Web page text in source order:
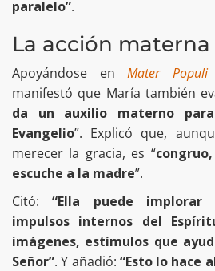
paralelo”.
La acción
Apoyándose en Mater Populi
manifestó que María también
da un auxilio materno
Evangelio”. Explicó que,
merecer la gracia, es “
escuche a la madre”.
Citó:“Ella puede
impulsos internos del
imágenes, estímulos que
Señor”. Y añadió: “Esto lo hace